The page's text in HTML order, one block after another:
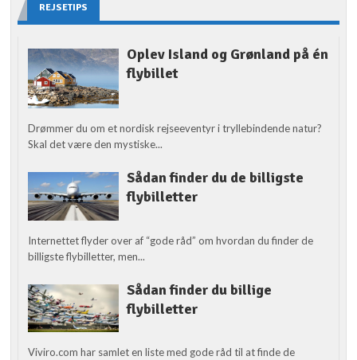
REJSETIPS
Oplev Island og Grønland på én
flybillet
Drømmer du om et nordisk rejseeventyr i tryllebindende natur?
Skal det være den mystiske...
Sådan finder du de billigste
flybilletter
Internettet flyder over af “gode råd” om hvordan du finder de
billigste flybilletter, men...
Sådan finder du billige
flybilletter
Viviro.com har samlet en liste med gode råd til at finde de